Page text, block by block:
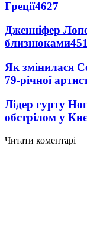
Греції4627
Дженніфер
близнюками
Як змінилася
79-річної
Лідер гурту
обстрілом у
Читати коментарі